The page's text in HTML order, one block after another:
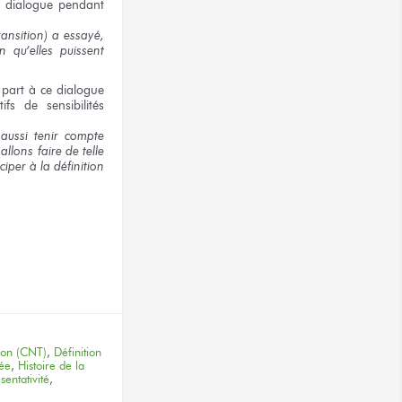
dialogue pendant
a essayé,
qu’elles puissent
à ce dialogue
de sensibilités
tenir compte
faire de telle
à la définition
(CNT), Définition
, Histoire de la
,